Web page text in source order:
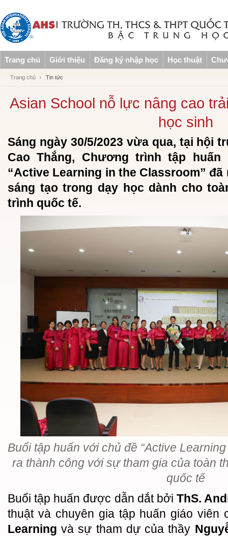
Trang chủ Giới thiệu Đăng ký nhập học Học thuật
Trang chủ Tin tức
Asian School nỗ lực nâng cao
học sinh
Sáng ngày 30/5/2023 vừa qua, tại hội
Cao Thắng, Chương trình tập
“Active Learning in the Classroom”
sáng tạo trong dạy học dành cho
trình quốc tế.
Buổi tập huấn với chủ đề “Active
ra thành công với sự tham gia của toàn
quốc tế
Buổi tập huấn được dẫn dắt bởiThS.
thuật và chuyên gia tập huấn giáo viên
Learningvà sự tham dự của thầy